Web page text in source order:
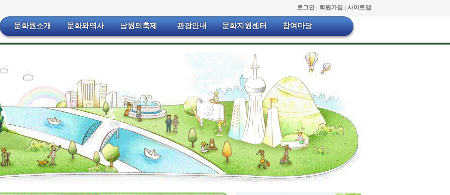
로그인 | 회원가입 | 사이트맵
문화원소개 문화와역사 남원의축제 관광안내 문화지원센터 참여마당